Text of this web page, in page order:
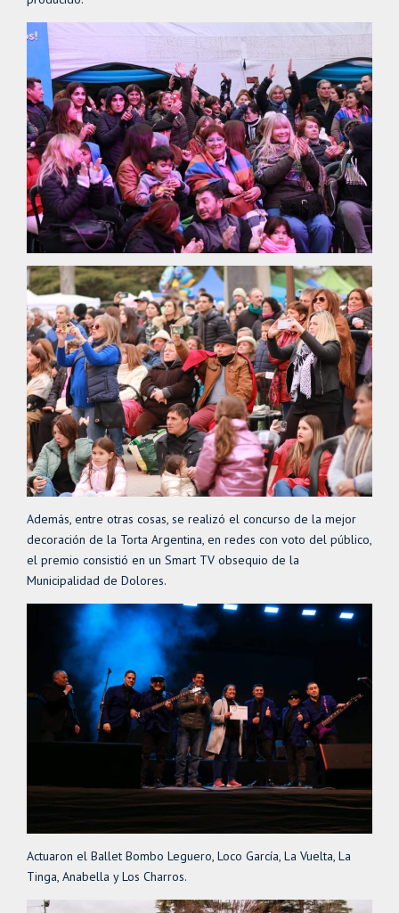
Además, entre otras cosas, se realizó el concurso de la mejor
decoración de la Torta Argentina, en redes con voto del público,
el premio consistió en un Smart TV obsequio de la
Municipalidad de Dolores.
Actuaron el Ballet Bombo Leguero, Loco García, La Vuelta, La
Tinga, Anabella y Los Charros.